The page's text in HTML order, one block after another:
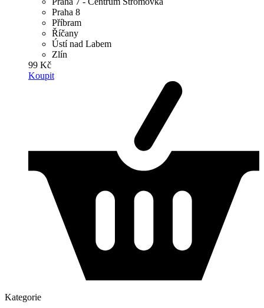
Praha 8
Příbram
Říčany
Ústí nad Labem
Zlín
99 Kč
Koupit
Kategorie